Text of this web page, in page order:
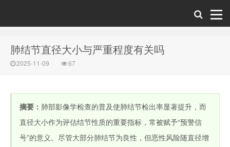
肺结节直径大小与严重程度有关吗
2025-11-09 67
摘要： 肺部影像学检查的普及使肺结节检出率显著提升，而
直径大小作为评估结节性质的重要指标，常被赋予“预警信
号”的意义。尽管大部分肺结节为良性，但恶性风险随直径增